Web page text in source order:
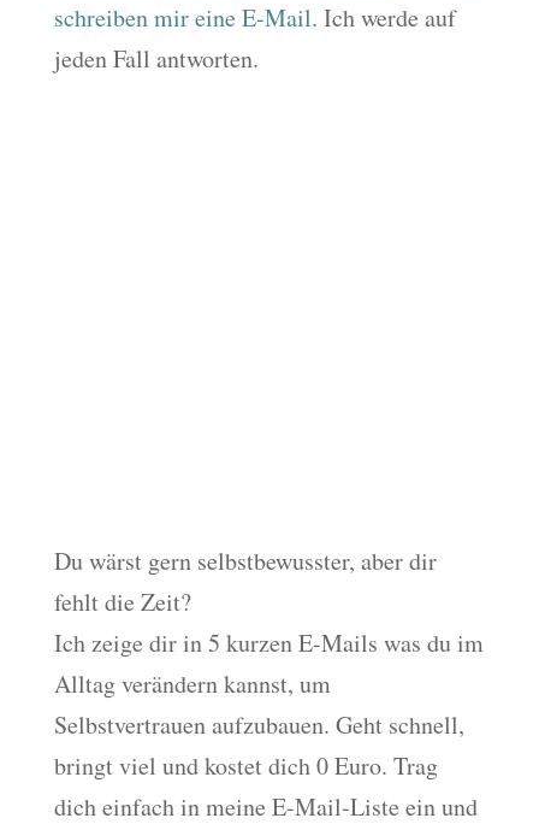
schreiben mir eine E-Mail. Ich werde auf
jeden Fall antworten.
Du wärst gern selbstbewusster, aber dir
fehlt die Zeit?
Ich zeige dir in 5 kurzen E-Mails was du im
Alltag verändern kannst, um
Selbstvertrauen aufzubauen. Geht schnell,
bringt viel und kostet dich 0 Euro. Trag
dich einfach in meine E-Mail-Liste ein und